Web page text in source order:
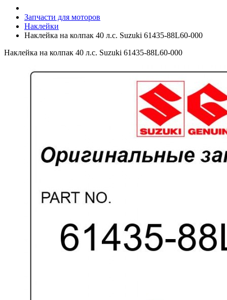
Запчасти для моторов
Наклейки
Наклейка на колпак 40 л.с. Suzuki 61435-88L60-000
Наклейка на колпак 40 л.с. Suzuki 61435-88L60-000